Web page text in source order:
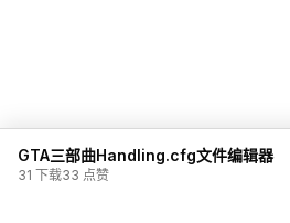
GTA三部曲Handling.cfg文件编辑器
31 下载33 点赞